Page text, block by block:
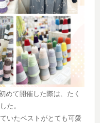
めて開催した際は、たく
た。
いたベストがとても可愛